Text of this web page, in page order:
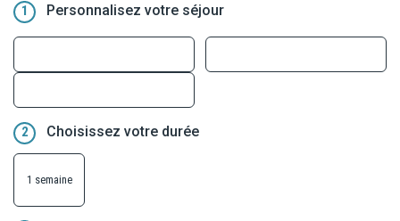
bonbons piments, samossas, vanille bourbon… Et pour finir, une
étape balnéaire sur la côte ouest face à l'immense lagon de
l'Ermitage… Une véritable aventure au cœur de l'océan Indien où
1 Personnalisez votre séjour
2 Choisissez votre durée
1 semaine